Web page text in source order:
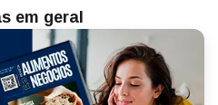
em geral